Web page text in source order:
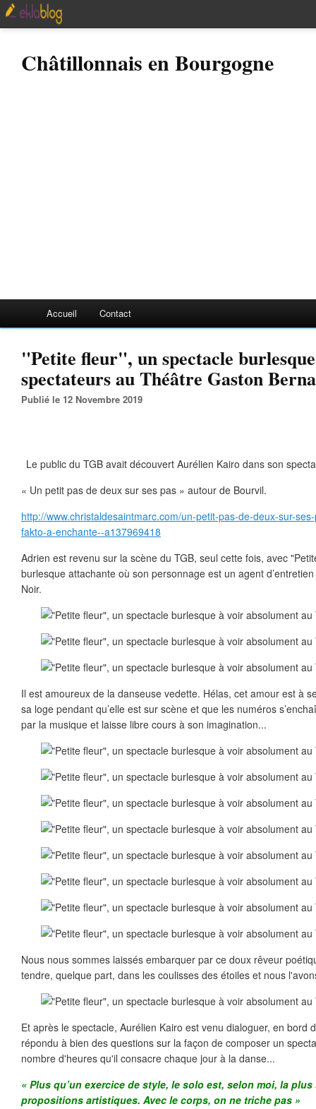
Châtillonnais en Bourgogne
Accueil Contact
"Petite fleur", un spectacle
spectateurs au Théâtre Gaston
Publié le 12 Novembre 2019
Le public du TGB avait découvert Aurélien Kairo dans son
« Un petit pas de deux sur ses pas » autour de Bourvil.
http://www.christaldesaintmarc.com/un-petit-pas-de-deux-sur-
fakto-a-enchante--a137969418
Adrien est revenu sur la scène du TGB, seul cette fois, avec
burlesque attachante où son personnage est un agent
Noir.
Il est amoureux de la danseuse vedette. Hélas, cet amour est à
sa loge pendant qu’elle est sur scène et que les numéros
par la musique et laisse libre cours à son imagination...
Nous nous sommes laissés embarquer par ce doux rêveur
tendre, quelque part, dans les coulisses des étoiles et nous
Et après le spectacle, Aurélien Kairo est venu dialoguer, en bord
répondu à bien des questions sur la façon de composer un
nombre d'heures qu'il consacre chaque jour à la danse...
« Plus qu’un exercice de style, le solo est, selon moi, la
propositions artistiques. Avec le corps, on ne triche pas »